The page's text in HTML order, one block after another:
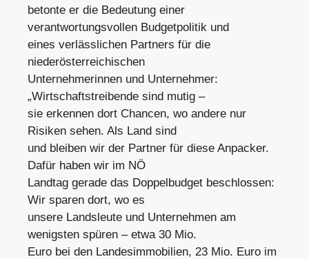
betonte er die Bedeutung einer
verantwortungsvollen Budgetpolitik und
eines verlässlichen Partners für die
niederösterreichischen
Unternehmerinnen und Unternehmer:
„Wirtschaftstreibende sind mutig –
sie erkennen dort Chancen, wo andere nur
Risiken sehen. Als Land sind
und bleiben wir der Partner für diese Anpacker.
Dafür haben wir im NÖ
Landtag gerade das Doppelbudget beschlossen:
Wir sparen dort, wo es
unsere Landsleute und Unternehmen am
wenigsten spüren – etwa 30 Mio.
Euro bei den Landesimmobilien, 23 Mio. Euro im